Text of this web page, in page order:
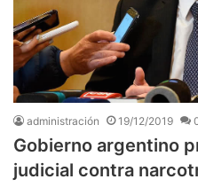
administración 19/12/2019
Gobierno argentino
judicial contra